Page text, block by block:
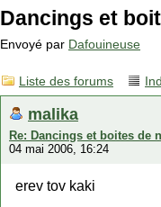
Dancings et
Envoyé par Dafouineuse
Liste des forums
malika
Re: Dancings et boites de
04 mai 2006, 16:24
erev tov kaki